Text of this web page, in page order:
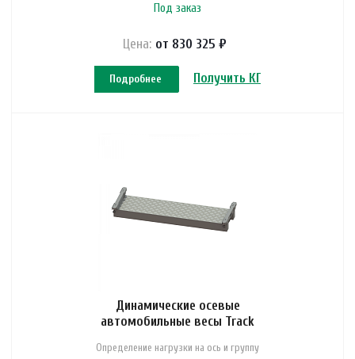
Под заказ
Цена: от 830 325 ₽
Подробнее Получить КП
Динамические осевые
автомобильные весы Track
Определение нагрузки на ось и группу